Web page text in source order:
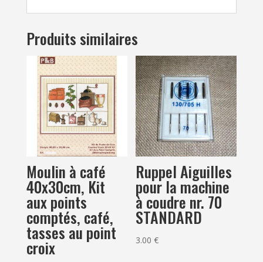
Produits similaires
Moulin à café
40x30cm, Kit
aux points
comptés, café,
tasses au point
croix
Ruppel Aiguilles
pour la machine
à coudre nr. 70
STANDARD
3.00€